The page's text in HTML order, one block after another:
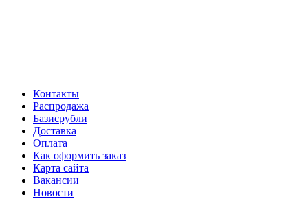
Контакты
Распродажа
Базисрубли
Доставка
Оплата
Как оформить заказ
Карта сайта
Вакансии
Новости